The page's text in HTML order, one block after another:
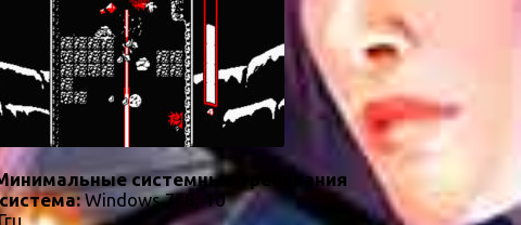
системные требования
Windows 7, 8, 10